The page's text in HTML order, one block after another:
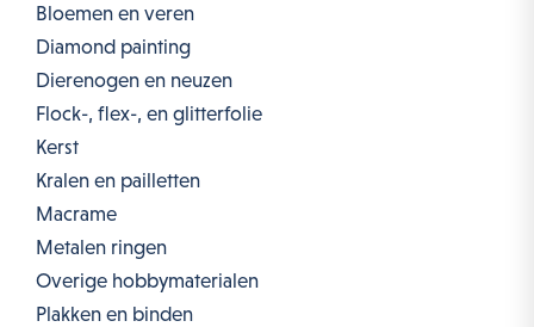
Bloemen en veren
Diamond painting
Dierenogen en neuzen
Flock-, flex-, en glitterfolie
Kerst
Kralen en pailletten
Macrame
Metalen ringen
Overige hobbymaterialen
Plakken en binden